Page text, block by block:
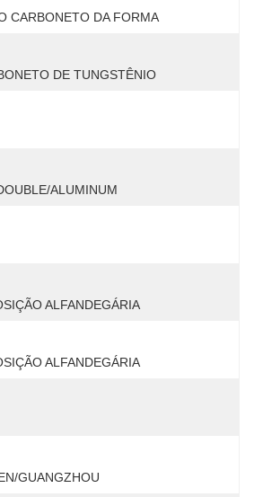
CARBONETO DA FORMA
DE TUNGSTÊNIO
ALUMINUM
ALFANDEGÁRIA
ALFANDEGÁRIA
GUANGZHOU